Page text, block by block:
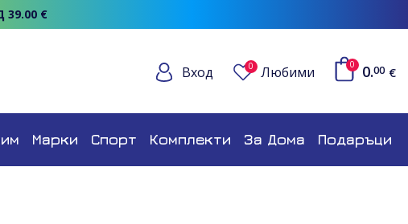
€
Вход 0 Любими 0 0.00 €
Марки Спорт Комплекти За Дома Подаръци